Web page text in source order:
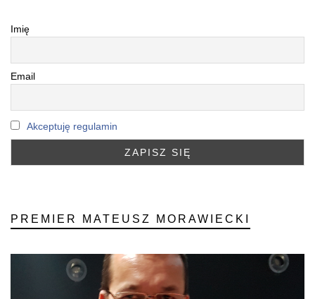
Imię
Email
Akceptuję regulamin
PREMIER MATEUSZ MORAWIECKI